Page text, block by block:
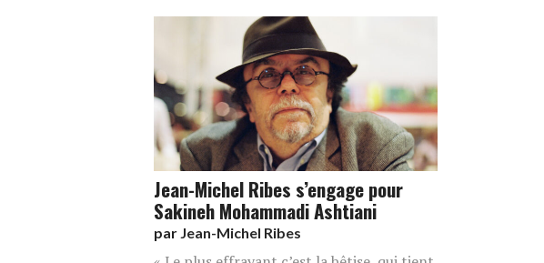
Jean-Michel Ribes s’engage pour
Sakineh Mohammadi Ashtiani
par Jean-Michel Ribes